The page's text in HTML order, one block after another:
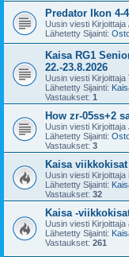
Predator Ikon 4-
Uusin viesti Kirjoittaja
Lähetetty Sijainti:
Kaisa RG1
22.-23.8.2026
Uusin viesti Kirjoittaja
Lähetetty Sijainti:
Vastaukset: 1
How zr-05ss+2
Uusin viesti Kirjoittaja
Lähetetty Sijainti:
Vastaukset: 3
Kaisa
Uusin viesti Kirjoittaja
Lähetetty Sijainti:
Vastaukset: 32
Kaisa -
Uusin viesti Kirjoittaja
Lähetetty Sijainti:
Vastaukset: 261